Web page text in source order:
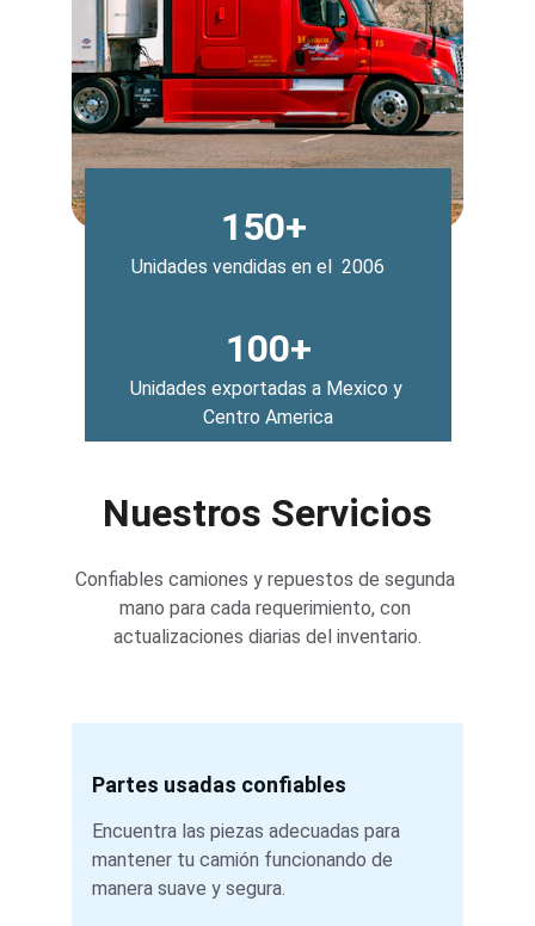
150+
100+
Unidades exportadas a Mexico y
Centro America
Unidades vendidas en el  2006
Nuestros Servicios
Confiables camiones y repuestos de segunda
mano para cada requerimiento, con
actualizaciones diarias del inventario.
Partes usadas confiables
Encuentra las piezas adecuadas para
mantener tu camión funcionando de
manera suave y segura.